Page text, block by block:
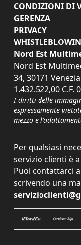
CONDIZIONI DI
GERENZA
PRIVACY
Nord Est
Nord Est
34, 30171
1.432.522,00 C.F.
I diritti delle
espressamente
mezzo e
Per qualsiasi
servizio clienti è
Puoi contattarci
scrivendo una